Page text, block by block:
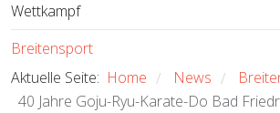
Wettkampf
Breitensport
Aktuelle Seite: Home / News /
40 Jahre Goju-Ryu-Karate-Do Bad